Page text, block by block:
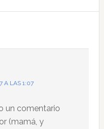
A LAS 1:07
un comentario
(mamá, y